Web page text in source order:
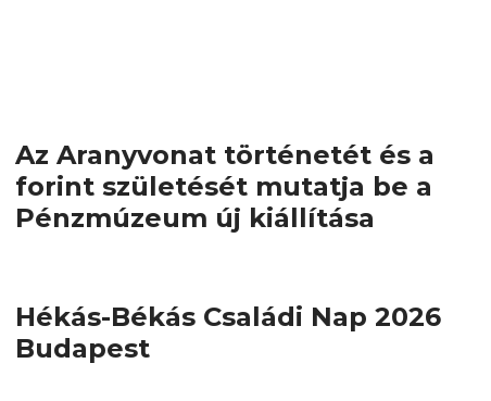
Az Aranyvonat történetét és a
forint születését mutatja be a
Pénzmúzeum új kiállítása
Hékás-Békás Családi Nap 2026
Budapest